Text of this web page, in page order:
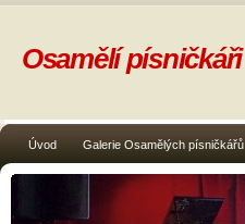
Úvod Galerie Osamělých písničkářů
Osamělí písničkáři